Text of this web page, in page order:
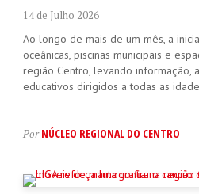
14 de Julho 2026
Ao longo de mais de um mês, a
oceânicas, piscinas municipais e
região Centro, levando informação,
educativos dirigidos a todas as
PorNÚCLEO REGIONAL DO CENTRO